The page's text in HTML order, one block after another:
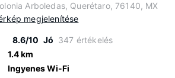
Arboledas, Querétaro, 76140, MX
megjelenítése
8.6/10 Jó 347 értékelés
1.4 km
Ingyenes Wi-Fi